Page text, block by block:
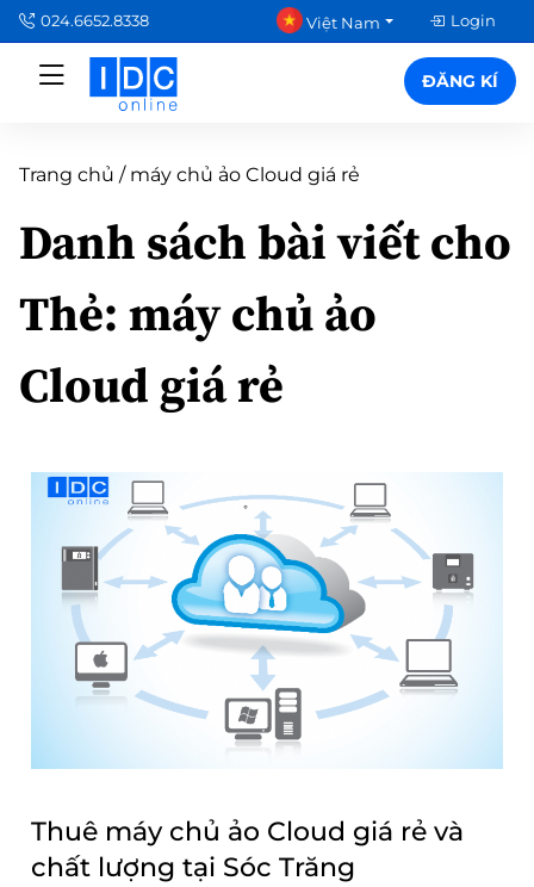
024.6652.8338 Việt Nam Login
ĐĂNG KÍ
Trang chủ / máy chủ ảo Cloud giá rẻ
Danh sách bài viết cho
Thẻ:máy chủ ảo
Cloud giá rẻ
Thuê máy chủ ảo Cloud giá rẻ và
chất lượng tại Sóc Trăng